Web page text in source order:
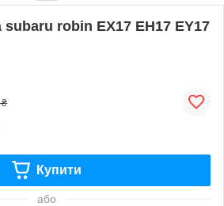
subaru robin EX17 EH17 EY17
₴
Купити
або